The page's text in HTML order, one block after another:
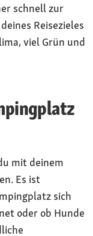
schnell zur
Reisezieles
viel Grün und
mit deinem
Es ist
sich
oder ob Hunde